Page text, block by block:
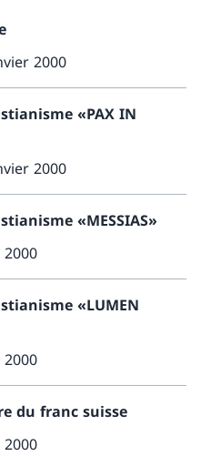
2000
«PAX IN
2000
«MESSIAS»
«LUMEN
du franc suisse